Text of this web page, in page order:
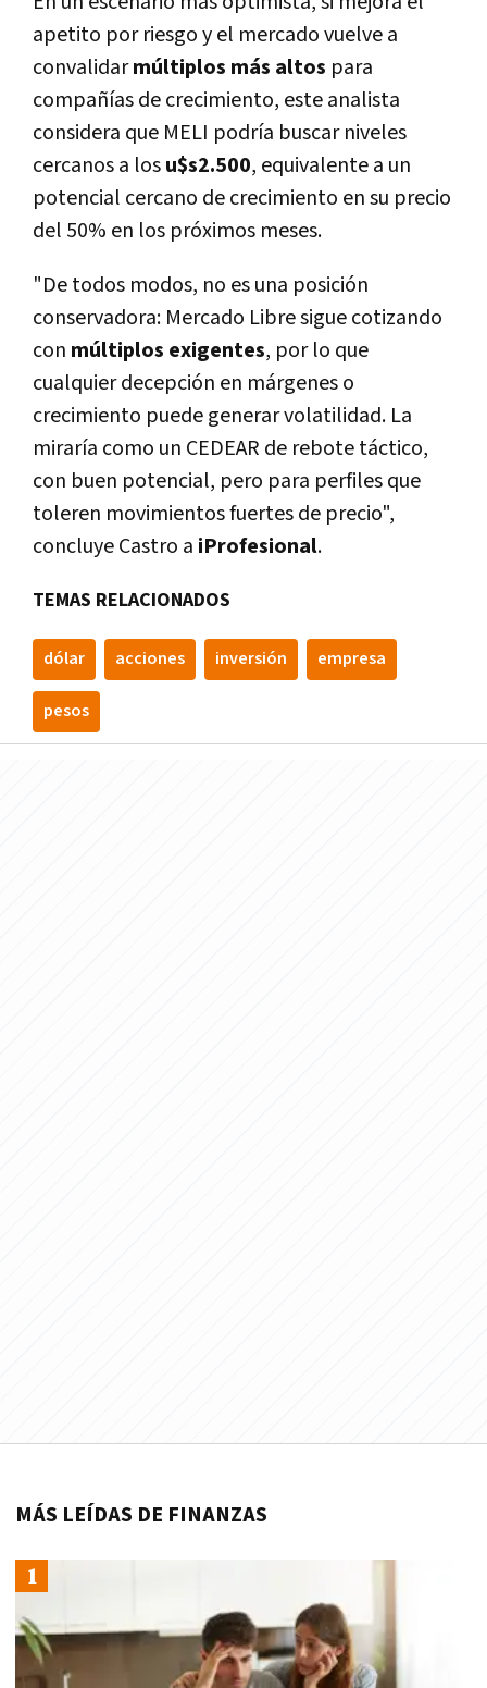
apetito por riesgo y el mercado vuelve a
convalidarmúltiplos más altos para
compañías de crecimiento, este analista
considera que MELI podría buscar niveles
cercanos a losu$s2.500, equivalente a un
potencial cercano de crecimiento en su precio
del 50% en los próximos meses.
"De todos modos, no es una posición
conservadora: Mercado Libre sigue cotizando
con múltiplos exigentes, por lo que
cualquier decepción en márgenes o
crecimiento puede generar volatilidad. La
miraría como un CEDEAR de rebote táctico,
con buen potencial, pero para perfiles que
toleren movimientos fuertes de precio",
concluye Castro a iProfesional.
TEMAS RELACIONADOS
dólar acciones inversión empresa
pesos
MÁS LEÍDAS DE FINANZAS